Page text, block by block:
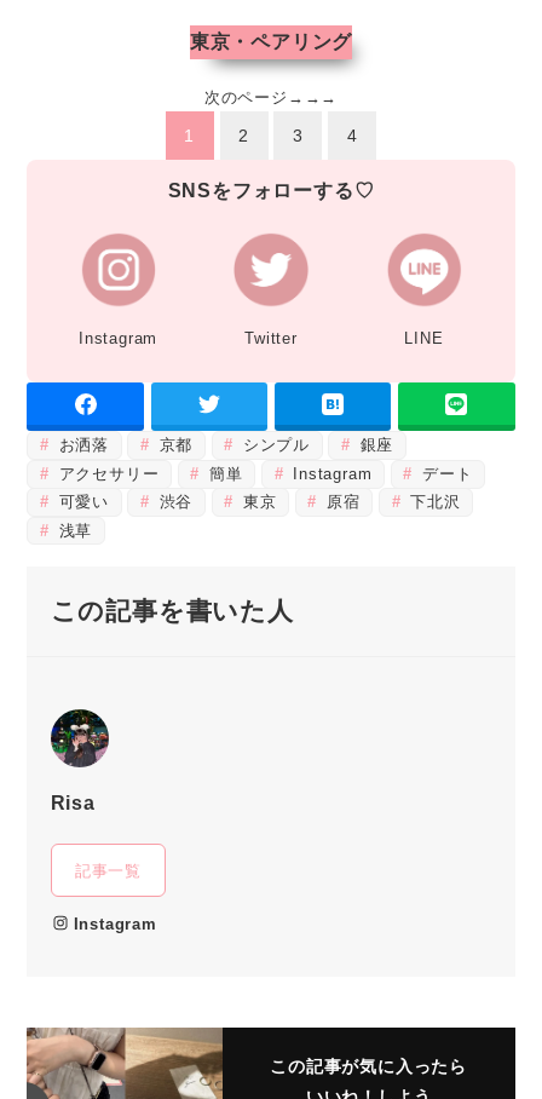
東京・ペアリング
次のページ→→→
1 2 3 4
SNSをフォローする♡
Instagram Twitter LINE
お洒落 京都 シンプル
銀座
アクセサリー
簡単 Instagram
デート
可愛い
渋谷 東京 原宿
下北沢
浅草
この記事を書いた人
Risa
記事一覧
Instagram
この記事が気に入ったら